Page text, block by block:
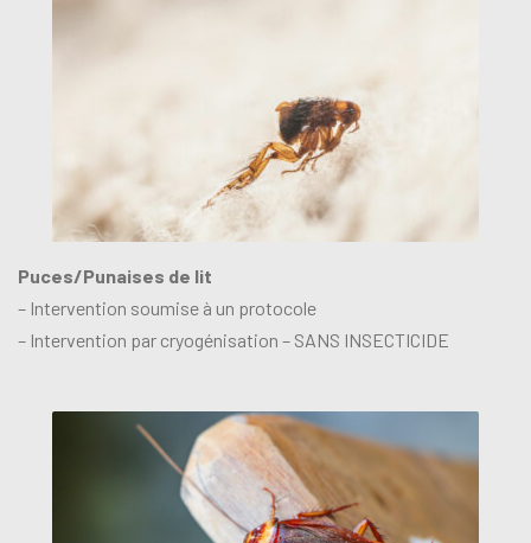
Puces/Punaises de lit
– Intervention soumise à un protocole
– Intervention par cryogénisation – SANS INSECTICIDE